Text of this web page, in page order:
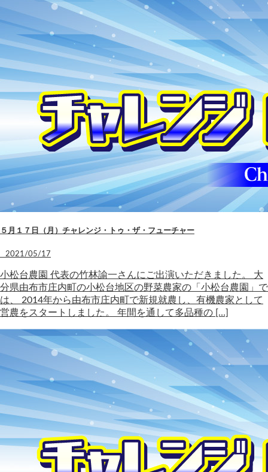
５月１７日（月）チャレンジ・トゥ・ザ・フューチャー
2021/05/17
小松台農園 代表の竹林諭一さんにご出演いただきました。 大
分県由布市庄内町の小松台地区の野菜農家の「小松台農園」で
は、 2014年から由布市庄内町で新規就農し、有機農家として
営農をスタートしました。 年間を通して多品種の […]